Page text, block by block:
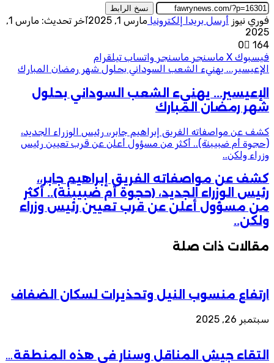
نسخ الرابط
فوري نيوز أرسل بريدا إلكترونيا مارس 1, 2025
آخر تحديث: مارس 1,
2025
0
164
فيسبوك ‫X ماسنجر ماسنجر واتساب تيلقرام
الإعيسير... يهنيء الشعب السوداني بحلول شهر رمضان المبارك
الإعيسير... يهنيء الشعب السوداني بحلول
شهر رمضان المبارك
كشف عن مواصفاته الفريق إبراهيم جابر،، رئيس الوزراء الجديد،
(حجوة أم ضبيبنة).. أكثر من مسؤول أعلن عن قرب تعيين رئيس
وزراء ولكن..
كشف عن مواصفاته الفريق إبراهيم جابر،،
رئيس الوزراء الجديد، (حجوة أم ضبيبنة).. أكثر
من مسؤول أعلن عن قرب تعيين رئيس وزراء
ولكن..
مقالات ذات صلة
ارتفاع منسوب النيل وتحذيرات لسكان الضفاف
سبتمبر 26, 2025
التقاء جيش المناقل وسنار في هذه المنطقة…